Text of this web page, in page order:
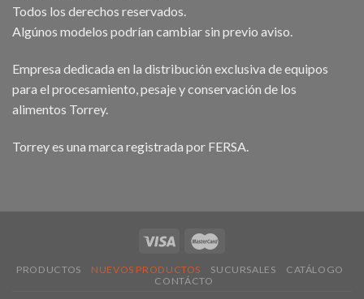
Todos los derechos reservados.
Algúnos modelos podrían cambiar sin previo aviso.
Empresa dedicada en la distribución exclusiva de equipos
para el procesamiento, pesaje y conservación de los
alimentos Torrey.
Torrey es una marca registrada por FERSA.
PRODUCTOS NUEVOS PRODUCTOS SUCURSALES
CATÁLOGO
CONTÁCTO